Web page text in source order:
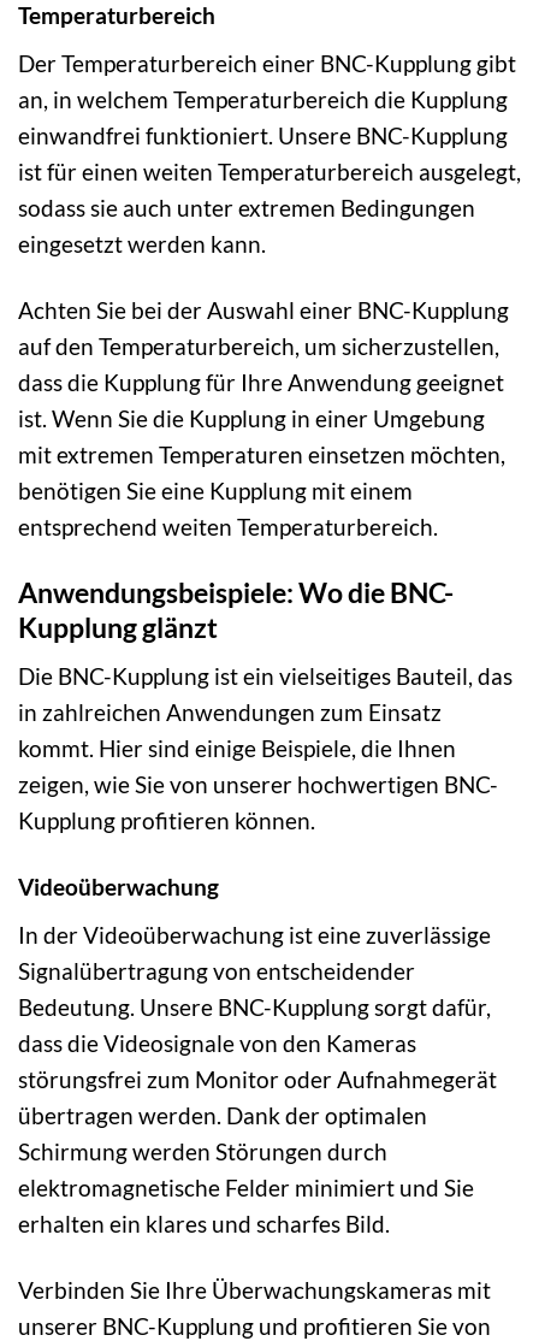
Temperaturbereich
Der Temperaturbereich einer BNC-Kupplung gibt
an, in welchem Temperaturbereich die Kupplung
einwandfrei funktioniert. Unsere BNC-Kupplung
ist für einen weiten Temperaturbereich ausgelegt,
sodass sie auch unter extremen Bedingungen
eingesetzt werden kann.
Achten Sie bei der Auswahl einer BNC-Kupplung
auf den Temperaturbereich, um sicherzustellen,
dass die Kupplung für Ihre Anwendung geeignet
ist. Wenn Sie die Kupplung in einer Umgebung
mit extremen Temperaturen einsetzen möchten,
benötigen Sie eine Kupplung mit einem
entsprechend weiten Temperaturbereich.
Anwendungsbeispiele: Wo die BNC-
Kupplung glänzt
Die BNC-Kupplung ist ein vielseitiges Bauteil, das
in zahlreichen Anwendungen zum Einsatz
kommt. Hier sind einige Beispiele, die Ihnen
zeigen, wie Sie von unserer hochwertigen BNC-
Kupplung profitieren können.
Videoüberwachung
In der Videoüberwachung ist eine zuverlässige
Signalübertragung von entscheidender
Bedeutung. Unsere BNC-Kupplung sorgt dafür,
dass die Videosignale von den Kameras
störungsfrei zum Monitor oder Aufnahmegerät
übertragen werden. Dank der optimalen
Schirmung werden Störungen durch
elektromagnetische Felder minimiert und Sie
erhalten ein klares und scharfes Bild.
Verbinden Sie Ihre Überwachungskameras mit
unserer BNC-Kupplung und profitieren Sie von